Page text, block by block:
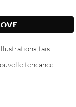
fais
tendance